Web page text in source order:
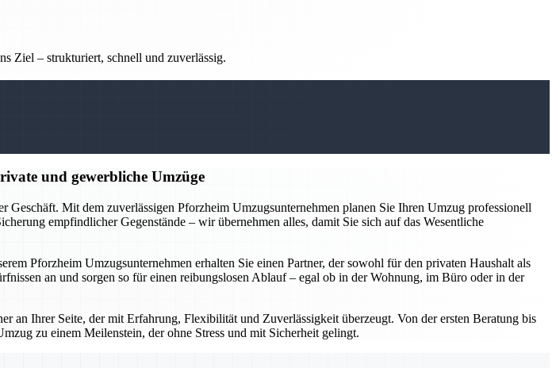
Ziel – strukturiert, schnell und zuverlässig.
und gewerbliche Umzüge
Mit dem zuverlässigen Pforzheim Umzugsunternehmen planen Sie Ihren Umzug professionell
empfindlicher Gegenstände – wir übernehmen alles, damit Sie sich auf das Wesentliche
Pforzheim Umzugsunternehmen erhalten Sie einen Partner, der sowohl für den privaten Haushalt als
an und sorgen so für einen reibungslosen Ablauf – egal ob in der Wohnung, im Büro oder in der
an Ihrer Seite, der mit Erfahrung, Flexibilität und Zuverlässigkeit überzeugt. Von der ersten Beratung bis
zu einem Meilenstein, der ohne Stress und mit Sicherheit gelingt.